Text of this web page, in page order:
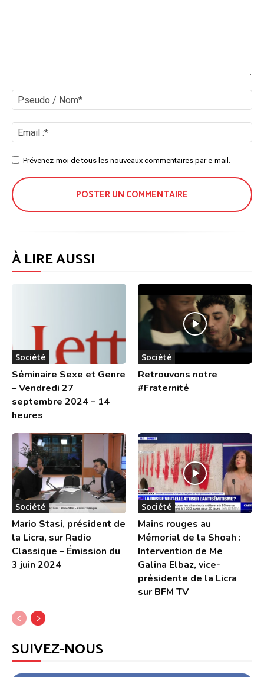
/
:*
SitePrévenez-moi de tous les nouveaux commentaires par e-mail.
À LIRE AUSSI
Société
Séminaire Sexe et Genre
– Vendredi 27
septembre 2024 – 14
heures
Société
Retrouvons notre
#Fraternité
Société
Mario Stasi, président de
la Licra, sur Radio
Classique – Émission du
3 juin 2024
Société
Mains rouges au
Mémorial de la Shoah :
Intervention de Me
Galina Elbaz, vice-
présidente de la Licra
sur BFM TV
SUIVEZ-NOUS